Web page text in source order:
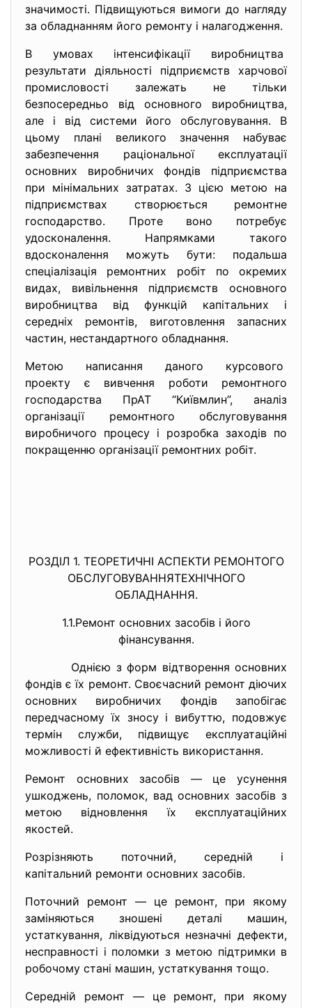
значимості. Підвищуються вимоги до нагляду
за обладнанням його ремонту і налагодження.
В умовах інтенсифікації виробництва
результати діяльності підприємств харчової
промисловості залежать не тільки
безпосередньо від основного виробництва,
але і від системи його обслуговування. В
цьому плані великого значення набуває
забезпечення раціональної експлуатації
основних виробничих фондів підприємства
при мінімальних затратах. З цією метою на
підприємствах створюється ремонтне
господарство. Проте воно потребує
удосконалення. Напрямками такого
вдосконалення можуть бути: подальша
спеціалізація ремонтних робіт по окремих
видах, вивільнення підприємств основного
виробництва від функцій капітальних і
середніх ремонтів, виготовлення запасних
частин, нестандартного обладнання.
Метою написання даного курсового
проекту є вивчення роботи ремонтного
господарства ПрАТ “Київмлин”, аналіз
організації ремонтного обслуговування
виробничого процесу і розробка заходів по
покращенню організації ремонтних робіт.
РОЗДІЛ 1. ТЕОРЕТИЧНІ АСПЕКТИ РЕМОНТОГО
ОБСЛУГОВУВАННЯТЕХНІЧНОГО
ОБЛАДНАННЯ.
1.1.Ремонт основних засобів і його
фінансування.
Однією з форм відтворення основних
фондів є їх ремонт. Своєчасний ремонт діючих
основних виробничих фондів запобігає
передчасному їх зносу і вибуттю, подовжує
термін служби, підвищує експлуатаційні
можливості й ефективність використання.
Ремонт основних засобів — це усунення
ушкоджень, поломок, вад основних засобів з
метою відновлення їх експлуатаційних
якостей.
Розрізняють поточний, середній і
капітальний ремонти основних засобів.
Поточний ремонт — це ремонт, при якому
заміняються зношені деталі машин,
устаткування, ліквідуються незначні дефекти,
несправності і поломки з метою підтримки в
робочому стані машин, устаткування тощо.
Середній ремонт — це ремонт, при якому